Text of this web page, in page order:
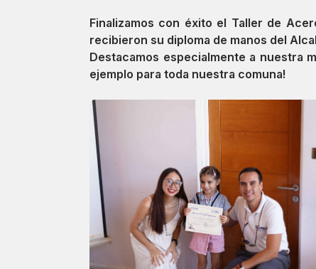
Finalizamos con éxito el Taller de
recibieron su diploma de manos del
Destacamos especialmente a nuestra
ejemplo para toda nuestra comuna!